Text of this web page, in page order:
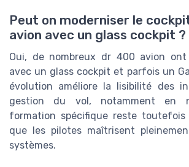
Peut on moderniser le
avion avec un glass cockpit ?
Oui, de nombreux dr 400 avion ont
avec un glass cockpit et parfois un
évolution améliore la lisibilité des
gestion du vol, notamment en
formation spécifique reste toutefois
que les pilotes maîtrisent
systèmes.